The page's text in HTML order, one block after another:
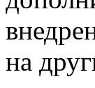
на